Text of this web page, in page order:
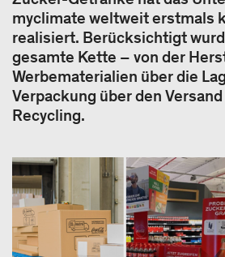
myclimate weltweit erstmals
realisiert. Berücksichtigt
gesamte Kette – von der
Werbematerialien über die
Verpackung über den
Recycling.